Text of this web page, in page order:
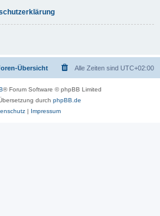
Übersicht Alle Zeiten sind UTC+02:00
® Forum Software © phpBB Limited
durch phpBB.de
| Impressum